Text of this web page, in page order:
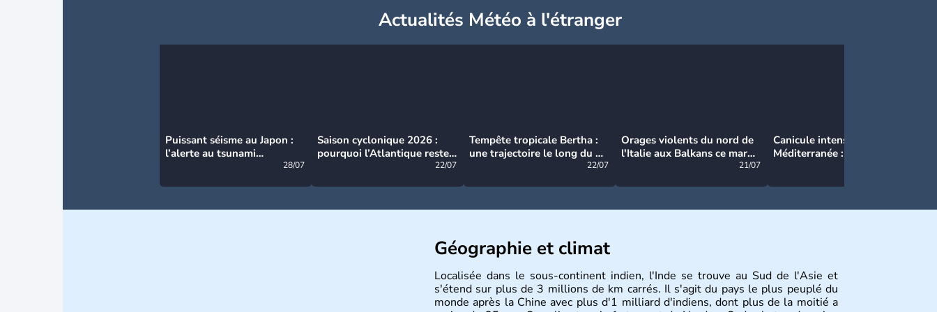
Actualités Météo à l'étranger
Puissant séisme au Japon :
l’alerte au tsunami
28/07
Saison cyclonique 2026 :
pourquoi l’Atlantique reste
22/07
Tempête tropicale Bertha :
une trajectoire le long du du
22/07
Orages violents du nord de
l'Italie aux Balkans ce mardi
21/07
Canicule intense en
Méditerranée : près de 50°C
Géographie et climat
Localisée dans le sous-continent indien, l'Inde se trouve au Sud de l'Asie et
s'étend sur plus de 3 millions de km carrés. Il s'agit du pays le plus peuplé du
monde après la Chine avec plus d'1 milliard d'indiens, dont plus de la moitié a